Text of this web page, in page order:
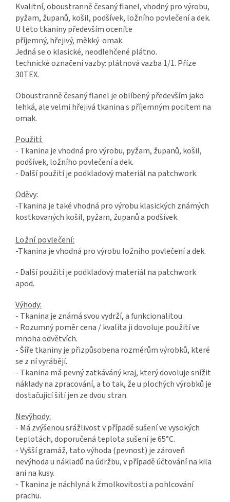
Kvalitní, oboustranně česaný flanel, vhodný pro výrobu,
pyžam, županů, košil, podšívek, ložního povlečení a dek.
U této tkaniny především oceníte
příjemný, hřejivý, měkký omak.
Jedná se o klasické, neodlehčené plátno.
technické označení vazby: plátnová vazba 1/1. Příze
30TEX.
Oboustranně česaný flanel je oblíbený především jako
lehká, ale velmi hřejivá tkanina s příjemným pocitem na
omak.
Použití:
- Tkanina je vhodná pro výrobu, pyžam, županů, košil,
podšívek, ložního povlečení a dek.
- Další použití je podkladový materiál na patchwork.
Oděvy:
-Tkanina je také vhodná pro výrobu klasických známých
kostkovaných košil, pyžam, županů a podšívek.
Ložní povlečení:
-Tkanina je vhodná pro výrobu ložního povlečení a dek.
- Další použití je podkladový materiál na patchwork
apod.
Výhody:
- Tkanina je známá svou vydrží, a funkcionalitou.
- Rozumný poměr cena / kvalita ji dovoluje použití ve
mnoha odvětvích.
- Šíře tkaniny je přizpůsobena rozměrům výrobků, které
se z ní vyrábějí.
- Tkanina má pevný zatkáváný kraj, který dovoluje snížit
náklady na zpracování, a to tak, že u plochých výrobků je
dostačující šití jen ze dvou stran.
Nevýhody:
- Má zvýšenou srážlivost v případě sušení ve vysokých
teplotách, doporučená teplota sušení je 65°C.
- Vyšší gramáž, tato výhoda (pevnost) je zároveň
nevýhoda u nákladů na údržbu, v případě účtování na kila
ani na kusy.
- Tkanina je náchlyná k žmolkovitosti a pohlcování
prachu.